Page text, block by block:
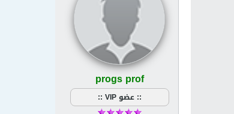
progs prof
:: عضو VIP ::